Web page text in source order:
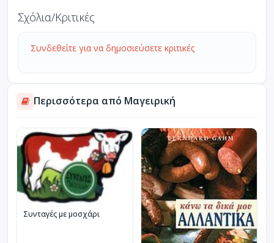
Σχόλια/Κριτικές
Συνδεθείτε για να δημοσιεύσετε κριτικές
Περισσότερα από Μαγειρική
Συνταγές με μοσχάρι